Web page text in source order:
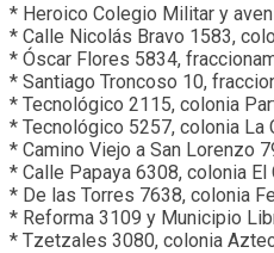
* Heroico Colegio Militar y
* Calle Nicolás Bravo 1583,
* Óscar Flores 5834,
* Santiago Troncoso 10,
* Tecnológico 2115, colonia
* Tecnológico 5257, colonia La
* Camino Viejo a San Lorenzo
* Calle Papaya 6308, colonia El
* De las Torres 7638, colonia
* Reforma 3109 y Municipio
* Tzetzales 3080, colonia